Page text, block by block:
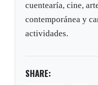
cuentearía, cine,
contemporánea y
actividades.
SHARE: